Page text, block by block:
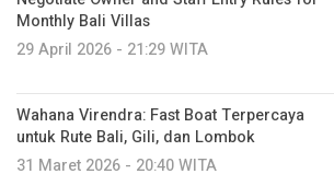
Monthly Bali Villas
29 April 2026 - 21:29 WITA
Wahana Virendra: Fast Boat Terpercaya
untuk Rute Bali, Gili, dan Lombok
31 Maret 2026 - 20:40 WITA